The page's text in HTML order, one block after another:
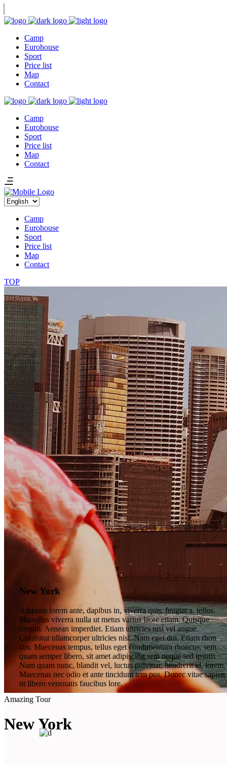
Camp
Eurohouse
Sport
Price list
Map
Contact
Camp
Eurohouse
Sport
Price list
Map
Contact
Choose
languageCamp
Eurohouse
Sport
Price list
Map
Contact
TOP
Amazing Tour
New York
New York
Aliquam lorem ante, dapibus in, viverra quis, feugiat a, tellus.
Phasellus viverra nulla ut metus varius laore etiam. Quisque
rutrum. Aenean imperdiet. Etiam ultricies nisi vel augue.
Curabitur ullamcorper ultricies nisi. Nam eget dui. Etiam rhon
cus. Maecenas tempus, tellus eget condimentum rhoncus, sem
quam semper libero, sit amet adipiscing sem neque sed ipsum.
Nam quam nunc, blandit vel, luctus pulvinar, hendrerit id, lorem.
Maecenas nec odio et ante tincidunt tem pus. Donec vitae sapien
ut libero venenatis faucibus lore.